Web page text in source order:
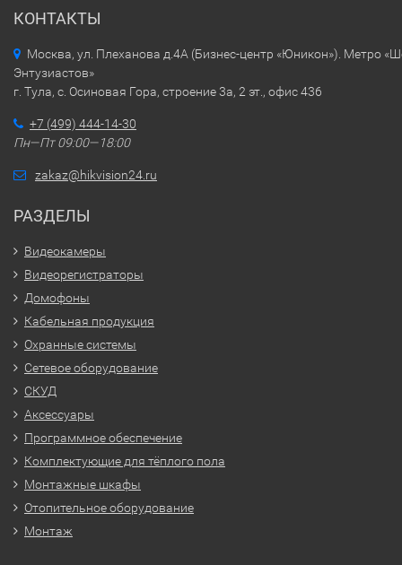
КОНТАКТЫ
Москва, ул. Плеханова д.4А (Бизнес-центр «Юникон»). Метро
Энтузиастов»
г. Тула, с. Осиновая Гора, строение 3а, 2 эт., офис 436
+7 (499) 444-14-30
Пн—Пт 09:00—18:00
zakaz@hikvision24.ru
РАЗДЕЛЫ
Видеокамеры
Видеорегистраторы
Домофоны
Кабельная продукция
Охранные системы
Сетевое оборудование
СКУД
Аксессуары
Программное обеспечение
Комплектующие для тёплого пола
Монтажные шкафы
Отопительное оборудование
Монтаж